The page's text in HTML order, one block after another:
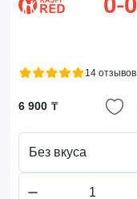
14 отзывов
6 900 ₸
Без вкуса